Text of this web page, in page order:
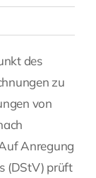
des
zu
von
Anregung
(DStV) prüft